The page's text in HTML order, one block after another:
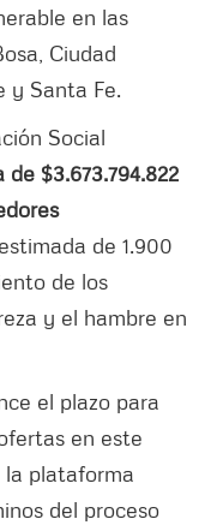
en las
Ciudad
y Santa Fe.
Social
$3.673.794.822
de 1.900
de los
y el hambre en
el plazo para
en este
plataforma
del proceso